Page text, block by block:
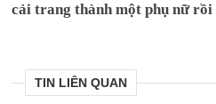
cải trang thành một phụ nữ
TIN LIÊN QUAN